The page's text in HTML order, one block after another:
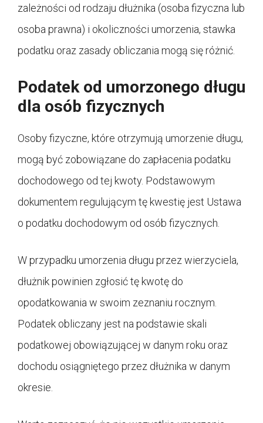
zależności od rodzaju dłużnika (osoba fizyczna lub
osoba prawna) i okoliczności umorzenia, stawka
podatku oraz zasady obliczania mogą się różnić.
Podatek od umorzonego długu
dla osób fizycznych
Osoby fizyczne, które otrzymują umorzenie długu,
mogą być zobowiązane do zapłacenia podatku
dochodowego od tej kwoty. Podstawowym
dokumentem regulującym tę kwestię jest Ustawa
o podatku dochodowym od osób fizycznych.
W przypadku umorzenia długu przez wierzyciela,
dłużnik powinien zgłosić tę kwotę do
opodatkowania w swoim zeznaniu rocznym.
Podatek obliczany jest na podstawie skali
podatkowej obowiązującej w danym roku oraz
dochodu osiągniętego przez dłużnika w danym
okresie.